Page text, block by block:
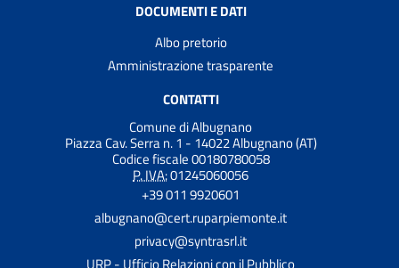
DOCUMENTI E DATI
Albo pretorio
Amministrazione trasparente
CONTATTI
Comune di Albugnano
Piazza Cav. Serra n. 1 - 14022 Albugnano (AT)
Codice fiscale 00180780058
P. IVA:01245060056
+39 011 9920601
albugnano@cert.ruparpiemonte.it
privacy@syntrasrl.it